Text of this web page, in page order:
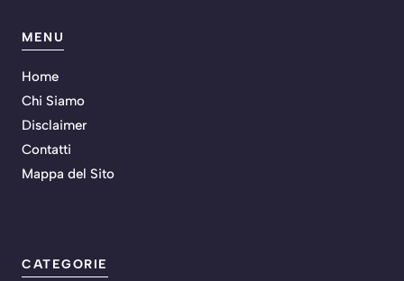
MENU
Home
Chi Siamo
Disclaimer
Contatti
Mappa del Sito
CATEGORIE